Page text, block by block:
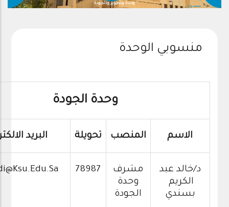
وحدة وتطوير والجودة
منسوبي الوحدة
وحدة الجودة
الاسم المنصب تحويلة البريد
د/خالد عبد
الكريم
بسندي
مشرف
وحدة
الجودة
78987